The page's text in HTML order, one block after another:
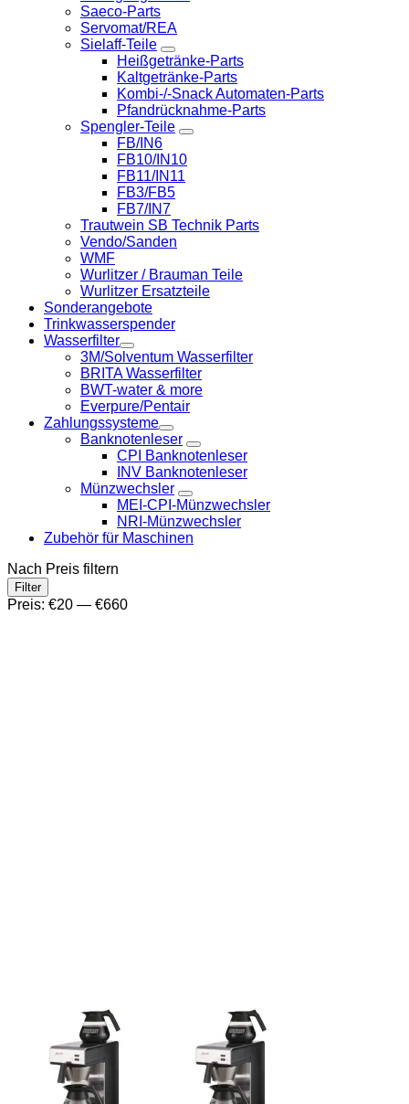
Saeco-Parts
Servomat/REA
Sielaff-Teile
Heißgetränke-Parts
Kaltgetränke-Parts
Kombi-/-Snack Automaten-Parts
Pfandrücknahme-Parts
Spengler-Teile
FB/IN6
FB10/IN10
FB11/IN11
FB3/FB5
FB7/IN7
Trautwein SB Technik Parts
Vendo/Sanden
WMF
Wurlitzer / Brauman Teile
Wurlitzer Ersatzteile
Sonderangebote
Trinkwasserspender
Wasserfilter
3M/Solventum Wasserfilter
BRITA Wasserfilter
BWT-water & more
Everpure/Pentair
Zahlungssysteme
Banknotenleser
CPI Banknotenleser
INV Banknotenleser
Münzwechsler
MEI-CPI-Münzwechsler
NRI-Münzwechsler
Zubehör für Maschinen
Nach Preis filtern
Min.
Preis
Max.
Preis
Filter
Preis: €20 — €660